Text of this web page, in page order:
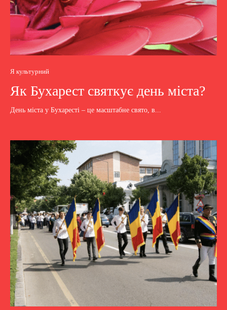
Я культурний
Як Бухарест святкує день міста?
День міста у Бухаресті – це масштабне свято, в...